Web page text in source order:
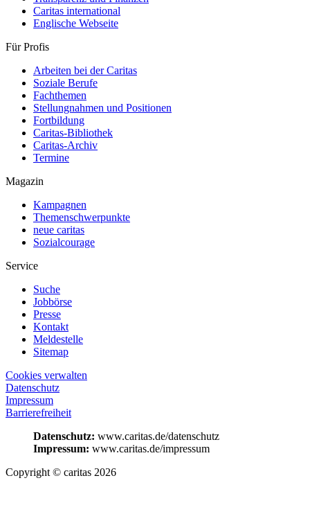
Caritas international
Englische Webseite
Für Profis
Arbeiten bei der Caritas
Soziale Berufe
Fachthemen
Stellungnahmen und Positionen
Fortbildung
Caritas-Bibliothek
Caritas-Archiv
Termine
Magazin
Kampagnen
Themenschwerpunkte
neue caritas
Sozialcourage
Service
Suche
Jobbörse
Presse
Kontakt
Meldestelle
Sitemap
Cookies verwalten
Datenschutz
Impressum
Barrierefreiheit
Datenschutz: www.caritas.de/datenschutz
Impressum: www.caritas.de/impressum
Copyright © caritas 2026